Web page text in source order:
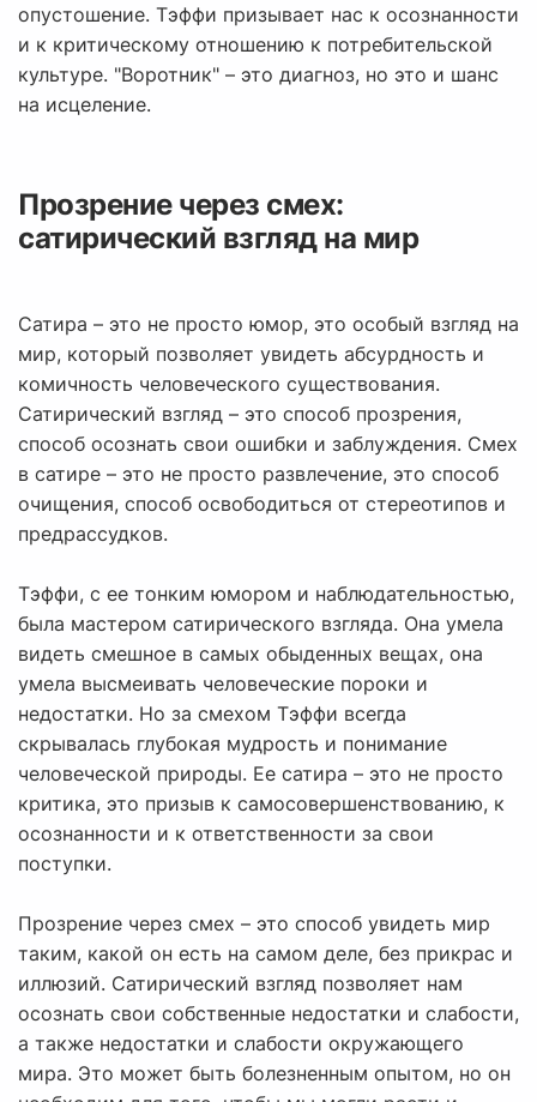
опустошение. Тэффи призывает нас к осознанности
и к критическому отношению к потребительской
культуре. "Воротник" – это диагноз, но это и шанс
на исцеление.
Прозрение через смех:
сатирический взгляд на мир
Сатира – это не просто юмор, это особый взгляд на
мир, который позволяет увидеть абсурдность и
комичность человеческого существования.
Сатирический взгляд – это способ прозрения,
способ осознать свои ошибки и заблуждения. Смех
в сатире – это не просто развлечение, это способ
очищения, способ освободиться от стереотипов и
предрассудков.
Тэффи, с ее тонким юмором и наблюдательностью,
была мастером сатирического взгляда. Она умела
видеть смешное в самых обыденных вещах, она
умела высмеивать человеческие пороки и
недостатки. Но за смехом Тэффи всегда
скрывалась глубокая мудрость и понимание
человеческой природы. Ее сатира – это не просто
критика, это призыв к самосовершенствованию, к
осознанности и к ответственности за свои
поступки.
Прозрение через смех – это способ увидеть мир
таким, какой он есть на самом деле, без прикрас и
иллюзий. Сатирический взгляд позволяет нам
осознать свои собственные недостатки и слабости,
а также недостатки и слабости окружающего
мира. Это может быть болезненным опытом, но он